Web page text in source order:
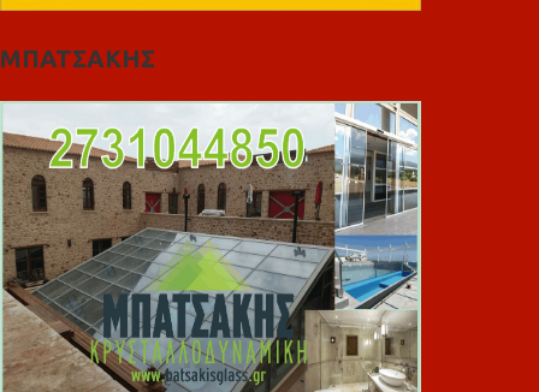
ΜΠΑΤΣΑΚΗΣ